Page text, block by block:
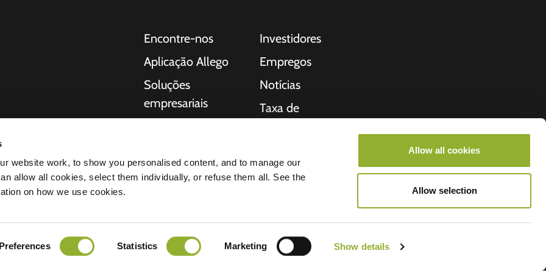
website work, to show you personalised content, and to manage our
allow all cookies, select them individually, or refuse them all. See the
on how we use cookies.
Preferences Statistics Marketing Show details
Allow all cookies
Allow selection
para carros
completas
produtos nos
Encontre-nos
Aplicação Allego
Soluções
empresariais
NMBS
Investidores
Empregos
Notícias
Taxa de
Sobre nós